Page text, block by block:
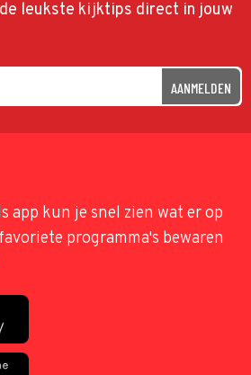
leukste kijktips direct in jouw
AANMELDEN
app kun je snel zien wat er op
programma's bewaren